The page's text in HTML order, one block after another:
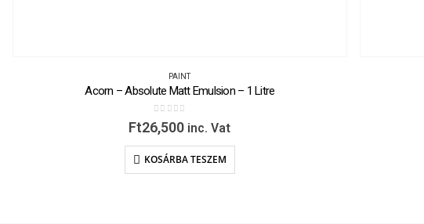
PAINT
Acorn – Absolute Matt Emulsion – 1 Litre
0 out of 5
Ft26,500 inc. Vat
KOSÁRBA TESZEM